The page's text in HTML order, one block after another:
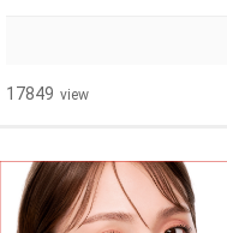
17849 view